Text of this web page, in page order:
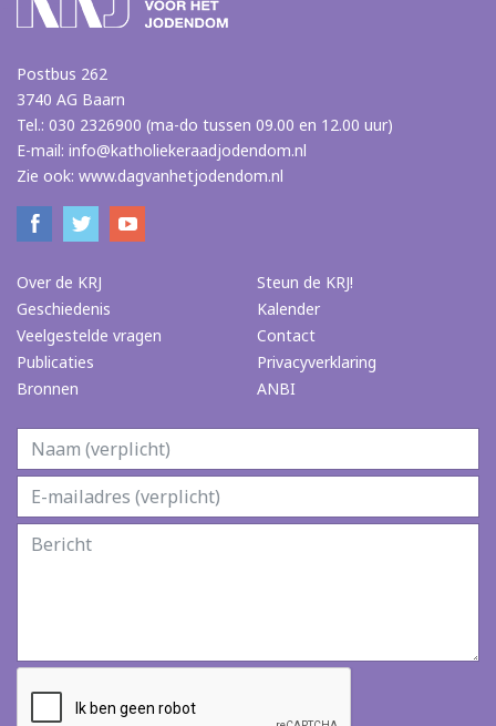
Postbus 262
3740 AG Baarn
Tel.: 030 2326900 (ma-do tussen 09.00 en 12.00 uur)
E-mail: info@katholiekeraadjodendom.nl
Zie ook: www.dagvanhetjodendom.nl
Over de KRJ
Geschiedenis
Veelgestelde vragen
Publicaties
Bronnen
Steun de KRJ!
Kalender
Contact
Privacyverklaring
ANBI